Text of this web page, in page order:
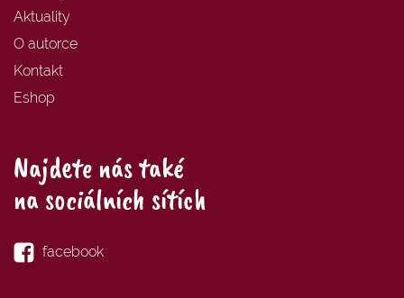
Aktuality
O autorce
Kontakt
Eshop
Najdete nás také
na sociálních sítích
facebook